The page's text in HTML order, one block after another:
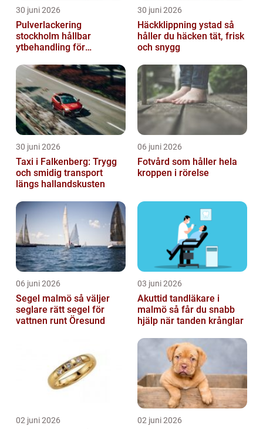
30 juni 2026
Pulverlackering
stockholm hållbar
ytbehandling för
30 juni 2026
Häckklippning ystad så
håller du häcken tät, frisk
och snygg
30 juni 2026
Taxi i Falkenberg: Trygg
och smidig transport
längs hallandskusten
06 juni 2026
Fotvård som håller hela
kroppen i rörelse
06 juni 2026
Segel malmö så väljer
seglare rätt segel för
vattnen runt Öresund
03 juni 2026
Akuttid tandläkare i
malmö så får du snabb
hjälp när tanden krånglar
02 juni 2026 02 juni 2026